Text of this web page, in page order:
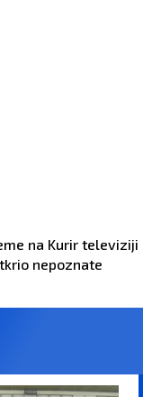
na Kurir televiziji
nepoznate